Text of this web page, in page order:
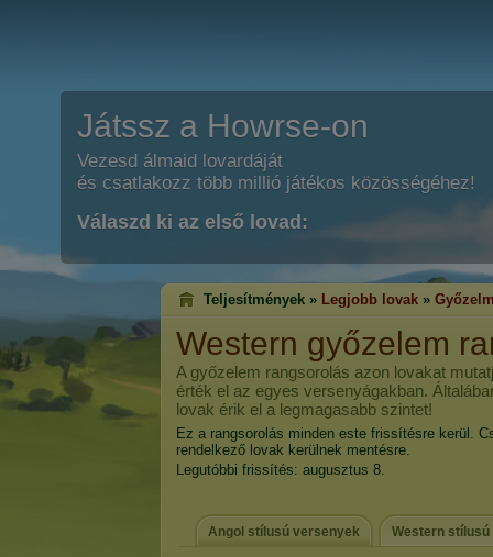
Játssz a Howrse-on
Vezesd álmaid lovardáját
és csatlakozz több millió játékos közösségéhez!
Válaszd ki az első lovad:
Teljesítmények » Legjobb lovak »
Western győzelem
A győzelem rangsorolás azon lovakat
érték el az egyes versenyágakban.
lovak érik el a legmagasabb szintet!
Ez a rangsorolás minden este frissítésre kerül.
rendelkező lovak kerülnek mentésre.
Legutóbbi frissítés: augusztus 8.
Angol stílusú versenyek Western